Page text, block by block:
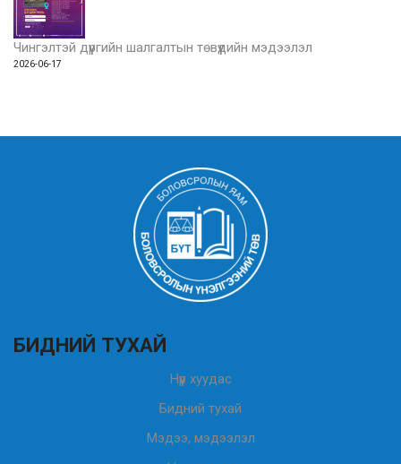
Чингэлтэй дүүргийн шалгалтын төвүүдийн мэдээлэл
2026-06-17
БИДНИЙ ТУХАЙ
Нүүр хуудас
Бидний тухай
Мэдээ, мэдээлэл